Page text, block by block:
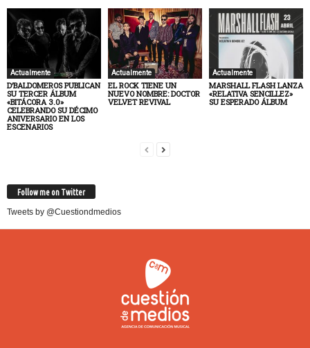
Actualmente
D’BALDOMEROS PUBLICAN
SU TERCER ÁLBUM
«BITÁCORA 3.0»
CELEBRANDO SU DÉCIMO
ANIVERSARIO EN LOS
ESCENARIOS
Actualmente
EL ROCK TIENE UN
NUEVO NOMBRE: DOCTOR
VELVET REVIVAL
Actualmente
MARSHALL FLASH LANZA
«RELATIVA SENCILLEZ»
SU ESPERADO ÁLBUM
Follow me on Twitter
Tweets by @Cuestiondmedios